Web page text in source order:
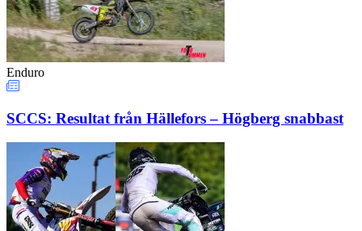
Enduro
SCCS: Resultat från Hällefors – Högberg snabbast